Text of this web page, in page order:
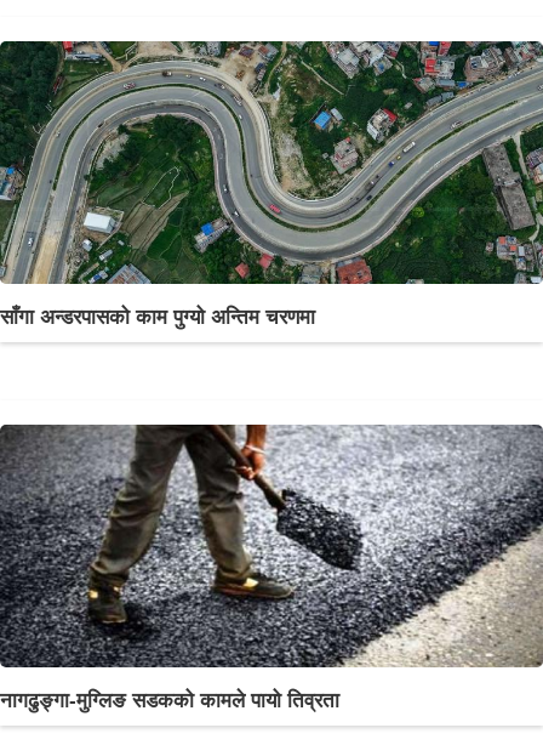
साँगा अन्डरपासको काम पुग्यो अन्तिम चरणमा
नागढुङ्गा-मुग्लिङ सडकको कामले पायो तिव्रता